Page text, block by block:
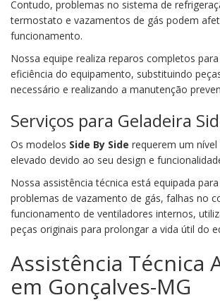
Contudo, problemas no sistema de
termostato e vazamentos de gás podem
funcionamento.
Nossa equipe realiza reparos completos
eficiência do equipamento, substituindo
necessário e realizando a manutenção
Serviços para Geladeira
Os modelos Side By Side requerem um
elevado devido ao seu design e
Nossa assistência técnica está equipada
problemas de vazamento de gás, falhas no
funcionamento de ventiladores internos,
peças originais para prolongar a vida útil do
Assistência Técnica
em Gonçalves-MG